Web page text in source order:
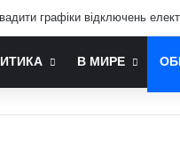
графіки відключень
В МИРЕ